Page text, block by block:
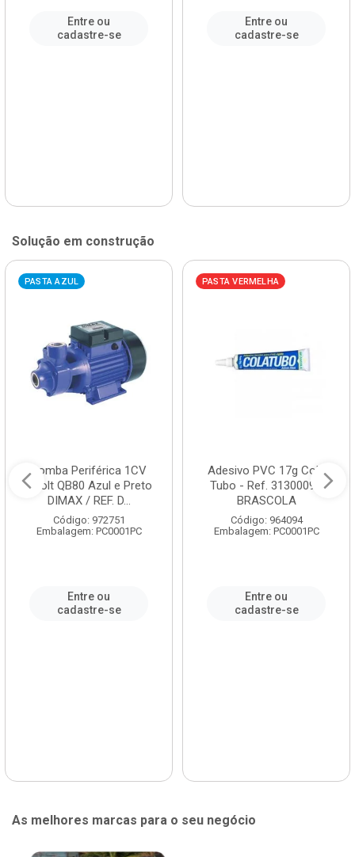
Entre ou
cadastre-se
Entre ou
cadastre-se
Solução em construção
PASTA AZUL
Bomba Periférica 1CV
Bivolt QB80 Azul e Preto
DIMAX / REF. D...
Código: 972751
Embalagem: PC0001PC
Entre ou
cadastre-se
PASTA VERMELHA
Adesivo PVC 17g Cola
Tubo - Ref. 3130009 -
BRASCOLA
Código: 964094
Embalagem: PC0001PC
Entre ou
cadastre-se
As melhores marcas para o seu negócio